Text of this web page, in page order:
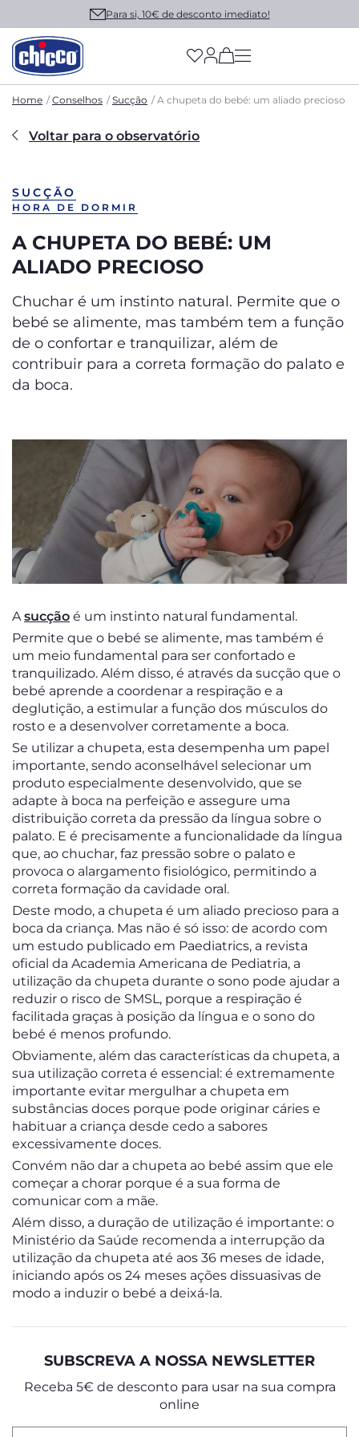
Para si, 10€ de desconto imediato!
(has more options
Home Conselhos Sucção A chupeta do bebé: um aliado precioso
Voltar para o observatório
SUCÇÃO
HORA DE DORMIR
A CHUPETA DO BEBÉ: UM
ALIADO PRECIOSO
Chuchar é um instinto natural. Permite que o
bebé se alimente, mas também tem a função
de o confortar e tranquilizar, além de
contribuir para a correta formação do palato e
da boca.
Asucção é um instinto natural fundamental.
Permite que o bebé se alimente, mas também é
um meio fundamental para ser confortado e
tranquilizado. Além disso, é através da sucção que o
bebé aprende a coordenar a respiração e a
deglutição, a estimular a função dos músculos do
rosto e a desenvolver corretamente a boca.
Se utilizar a chupeta, esta desempenha um papel
importante, sendo aconselhável selecionar um
produto especialmente desenvolvido, que se
adapte à boca na perfeição e assegure uma
distribuição correta da pressão da língua sobre o
palato. E é precisamente a funcionalidade da língua
que, ao chuchar, faz pressão sobre o palato e
provoca o alargamento fisiológico, permitindo a
correta formação da cavidade oral.
Deste modo, a chupeta é um aliado precioso para a
boca da criança. Mas não é só isso: de acordo com
um estudo publicado em Paediatrics, a revista
oficial da Academia Americana de Pediatria, a
utilização da chupeta durante o sono pode ajudar a
reduzir o risco de SMSL, porque a respiração é
facilitada graças à posição da língua e o sono do
bebé é menos profundo.
Obviamente, além das características da chupeta, a
sua utilização correta é essencial: é extremamente
importante evitar mergulhar a chupeta em
substâncias doces porque pode originar cáries e
habituar a criança desde cedo a sabores
excessivamente doces.
Convém não dar a chupeta ao bebé assim que ele
começar a chorar porque é a sua forma de
comunicar com a mãe.
Além disso, a duração de utilização é importante: o
Ministério da Saúde recomenda a interrupção da
utilização da chupeta até aos 36 meses de idade,
iniciando após os 24 meses ações dissuasivas de
modo a induzir o bebé a deixá-la.
SUBSCREVA A NOSSA NEWSLETTER
Receba 5€ de desconto para usar na sua compra
online